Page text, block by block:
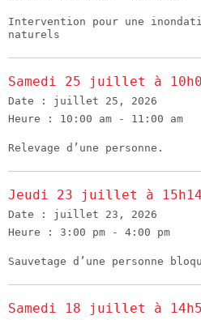
Intervention pour une
naturels
Samedi 25 juillet à
Date : juillet 25, 2026
Heure : 10:00 am - 11:00 am
Relevage d’une personne.
Jeudi 23 juillet à 15h14
Date : juillet 23, 2026
Heure : 3:00 pm - 4:00 pm
Sauvetage d’une personne
Samedi 18 juillet à